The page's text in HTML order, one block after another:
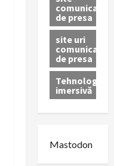
comunicate
de presa
site uri
comunicate
de presa
Tehnologie
imersivă
Mastodon